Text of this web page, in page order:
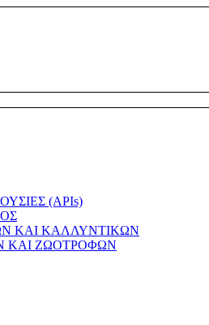
(APIs)
ΚΑΙ ΚΑΛΛΥΝΤΙΚΩΝ
ΚΑΙ ΖΩΟΤΡΟΦΩΝ